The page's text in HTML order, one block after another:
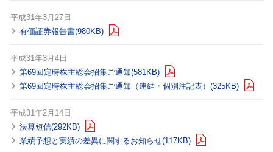
平成31年3月27日
有価証券報告書(980KB)
平成31年3月4日
第69回定時株主総会招集ご通知(581KB)
第69回定時株主総会招集ご通知（連結・個別注記表）(325KB)
平成31年2月14日
決算短信(292KB)
業績予想と実績の差異に関するお知らせ(117KB)